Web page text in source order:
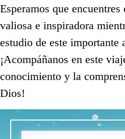
Esperamos que
valiosa e inspiradora
estudio de este importante
¡Acompáñanos en este
conocimiento y la
Dios!